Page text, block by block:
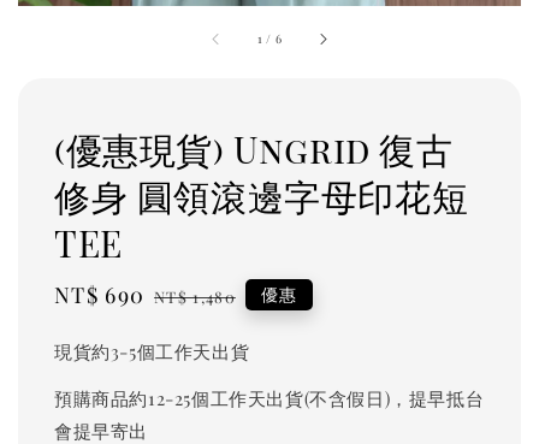
1 / 6
(優惠現貨) Ungrid 復古
修身 圓領滾邊字母印花短
TEE
Sale
NT$ 690 Regular
NT$ 1,480 優惠
現貨約3-5個工作天出貨
預購商品約12-25個工作天出貨(不含假日)，提早抵台
會提早寄出